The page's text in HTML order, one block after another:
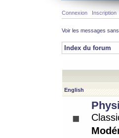
Connexion Inscription
Voir les messages
Index du forum
English